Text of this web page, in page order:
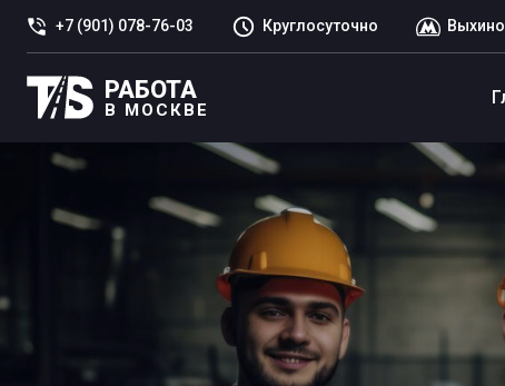
+7 (901) 078-76-03 Круглосуточно Выхино
РАБОТА
В МОСКВЕ